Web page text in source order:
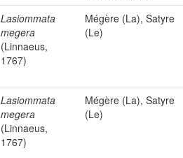
Lasiommata
megera
(Linnaeus,
1767)
Mégère (La), Satyre
(Le)
Lasiommata
megera
(Linnaeus,
1767)
Mégère (La), Satyre
(Le)